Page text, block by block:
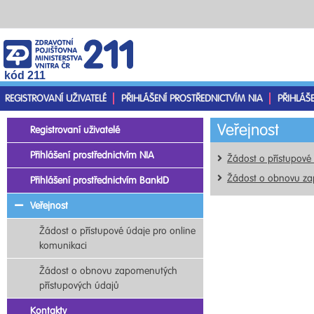
kód 211
REGISTROVANÍ UŽIVATELÉ
PŘIHLÁŠENÍ PROSTŘEDNICTVÍM NIA
Veřejnost
Žádost o
Žádost o obnovu
Registrovaní uživatelé
Přihlášení prostřednictvím NIA
Přihlášení prostřednictvím BankID
Veřejnost
Žádost o přístupové údaje pro online
komunikaci
Žádost o obnovu zapomenutých
přístupových údajů
Kontakty